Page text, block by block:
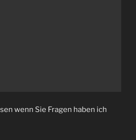
wenn Sie Fragen haben ich